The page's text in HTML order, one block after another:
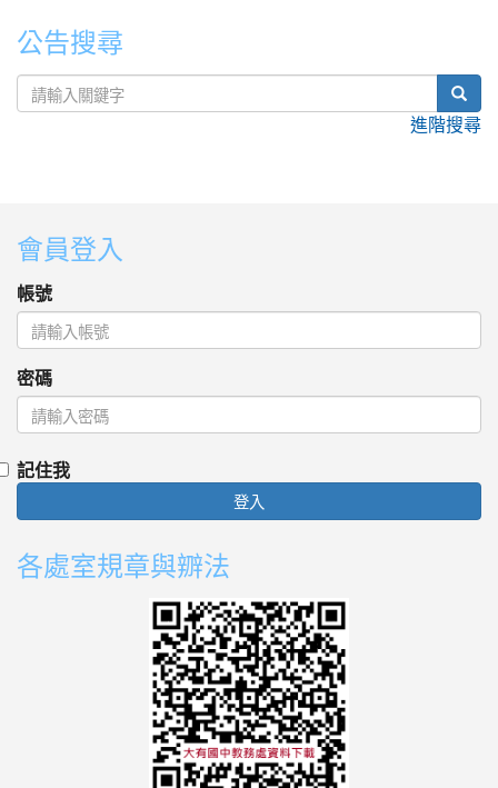
公告搜尋
進階搜尋
會員登入
帳號
密碼
記住我
登入
各處室規章與辧法